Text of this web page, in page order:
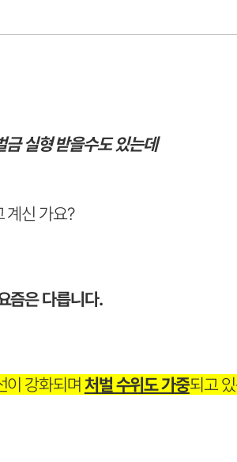
금 실형 받을수도 있는데
계신 가요?
즘은 다릅니다.
이 강화되며처벌 수위도 가중되고